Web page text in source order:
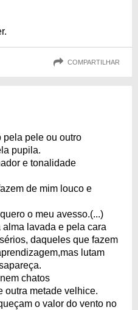
COMPARTILHAR
pela pele ou outro
pupila.
e tonalidade
de mim louco e
o meu avesso.(...)
lavada e pela cara
daqueles que fazem
lutam
chatos
outra metade velhice.
o valor do vento no